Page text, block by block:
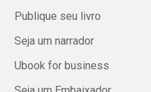
Publique seu livro
Seja um narrador
Ubook for business